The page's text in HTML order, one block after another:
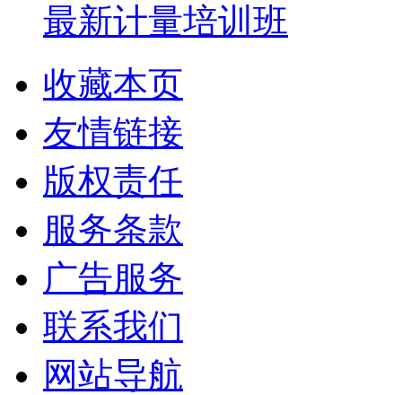
最新计量培训班
收藏本页
友情链接
版权责任
服务条款
广告服务
联系我们
网站导航